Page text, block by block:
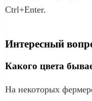
Ctrl+Enter.
Интересный
Какого цвета
На некоторых